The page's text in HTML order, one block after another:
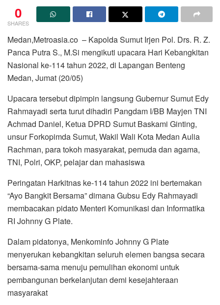
0
SHARES
Medan,Metroasia.co – Kapolda Sumut Irjen Pol. Drs. R. Z.
Panca Putra S., M.Si mengikuti upacara Hari Kebangkitan
Nasional ke-114 tahun 2022, di Lapangan Benteng
Medan, Jumat (20/05)
Upacara tersebut dipimpin langsung Gubernur Sumut Edy
Rahmayadi serta turut dihadiri Pangdam I/BB Mayjen TNI
Achmad Daniel, Ketua DPRD Sumut Baskami Ginting,
unsur Forkopimda Sumut, Wakil Wali Kota Medan Aulia
Rachman, para tokoh masyarakat, pemuda dan agama,
TNI, Polri, OKP, pelajar dan mahasiswa
Peringatan Harkitnas ke-114 tahun 2022 ini bertemakan
“Ayo Bangkit Bersama” dimana Gubsu Edy Rahmayadi
membacakan pidato Menteri Komunikasi dan Informatika
RI Johnny G Plate.
Dalam pidatonya, Menkominfo Johnny G Plate
menyerukan kebangkitan seluruh elemen bangsa secara
bersama-sama menuju pemulihan ekonomi untuk
pembangunan berkelanjutan demi kesejahteraan
masyarakat